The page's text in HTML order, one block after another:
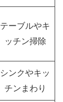
テーブルやキ
ッチン掃除
シンクやキッ
チンまわり